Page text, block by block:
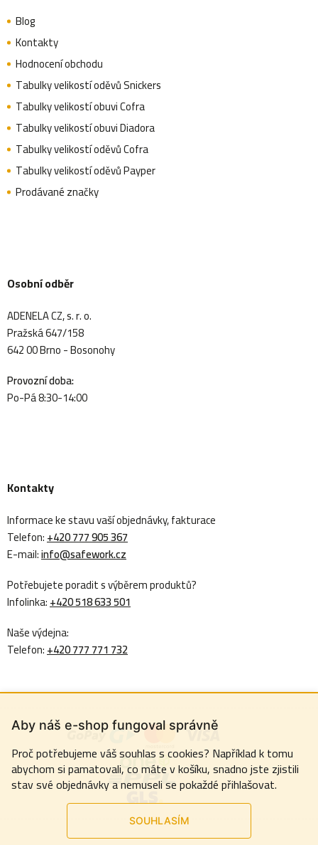
Aby náš e-shop fungoval správně
Proč potřebujeme váš souhlas s cookies? Například k tomu
abychom si pamatovali, co máte v košíku, snadno jste zjistili
stav své objednávky a nemuseli se pokaždé přihlašovat.
SOUHLASÍM
Blog
Kontakty
Hodnocení obchodu
Tabulky velikostí oděvů Snickers
Tabulky velikostí obuvi Cofra
Tabulky velikostí obuvi Diadora
Tabulky velikostí oděvů Cofra
Tabulky velikostí oděvů Payper
Prodávané značky
Osobní odběr
ADENELA CZ, s. r. o.
Pražská 647/158
642 00 Brno - Bosonohy
Provozní doba:
Po-Pá 8:30-14:00
Kontakty
Informace ke stavu vaší objednávky, fakturace
Telefon:+420 777 905 367
E-mail:info@safework.cz
Potřebujete poradit s výběrem produktů?
Infolinka:+420 518 633 501
Naše výdejna:
Telefon:+420 777 771 732